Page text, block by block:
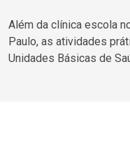
Além da clínica escola
Paulo, as atividades
Unidades Básicas de